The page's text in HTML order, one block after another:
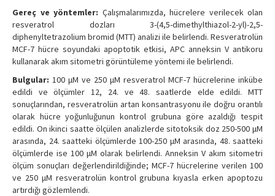
Gereç ve yöntemler: Çalışmalarımızda, hücrelere verilecek olan
resveratrol dozları 3-(4,5-dimethylthiazol-2-yl)-2,5-
diphenyltetrazolium bromid (MTT) analizi ile belirlendi. Resveratrolün
MCF-7 hücre soyundaki apoptotik etkisi, APC anneksin V antikoru
kullanarak akım sitometri görüntüleme yöntemi ile belirlendi.
Bulgular: 100 μM ve 250 μM resveratrol MCF-7 hücrelerine inkübe
edildi ve ölçümler 12, 24. ve 48. saatlerde elde edildi. MTT
sonuçlarından, resveratrolün artan konsantrasyonu ile doğru orantılı
olarak hücre yoğunluğunun kontrol grubuna göre azaldığı tespit
edildi. On ikinci saatte ölçülen analizlerde sitotoksik doz 250-500 μM
arasında, 24. saatteki ölçümlerde 100-250 μM arasında, 48. saatteki
ölçümlerde ise 100 μM olarak belirlendi. Anneksin V akım sitometri
ölçüm sonuçları değerlendirildiğinde; MCF-7 hücrelerine verilen 100
ve 250 μM resveratrolün kontrol grubuna kıyasla erken apoptozu
artırdığı gözlemlendi.